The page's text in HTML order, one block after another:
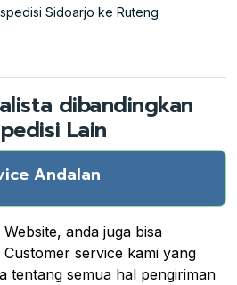
Sidoarjo ke Ruteng
dibandingkan
Lain
Andalan
anda juga bisa
service kami yang
tentang semua hal pengiriman